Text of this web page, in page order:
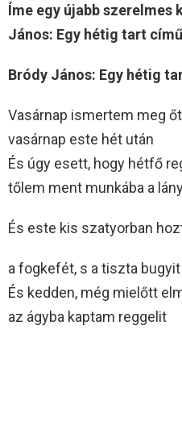
Íme egy újabb szerelmes
János: Egy hétig tart
Bródy János: Egy hétig
Vasárnap ismertem meg őt
vasárnap este hét után
És úgy esett, hogy hétfő
tőlem ment munkába a
És este kis szatyorban
a fogkefét, s a tiszta bugyit
És kedden, még mielőtt
az ágyba kaptam reggelit